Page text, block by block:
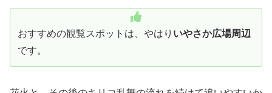
おすすめの観覧スポットは、やはり いやさか広場周辺
です。